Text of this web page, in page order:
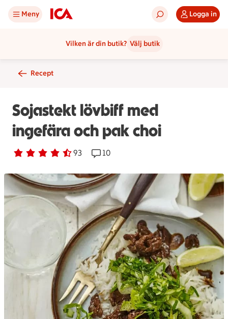
Meny Logga in
Vilken är din butik? Välj butik
Recept
Sojastekt lövbiff med
ingefära och pak choi
Betyg 4.3 av 5. 93
93 personer har röstatReceptet har 10 kommentarer
10